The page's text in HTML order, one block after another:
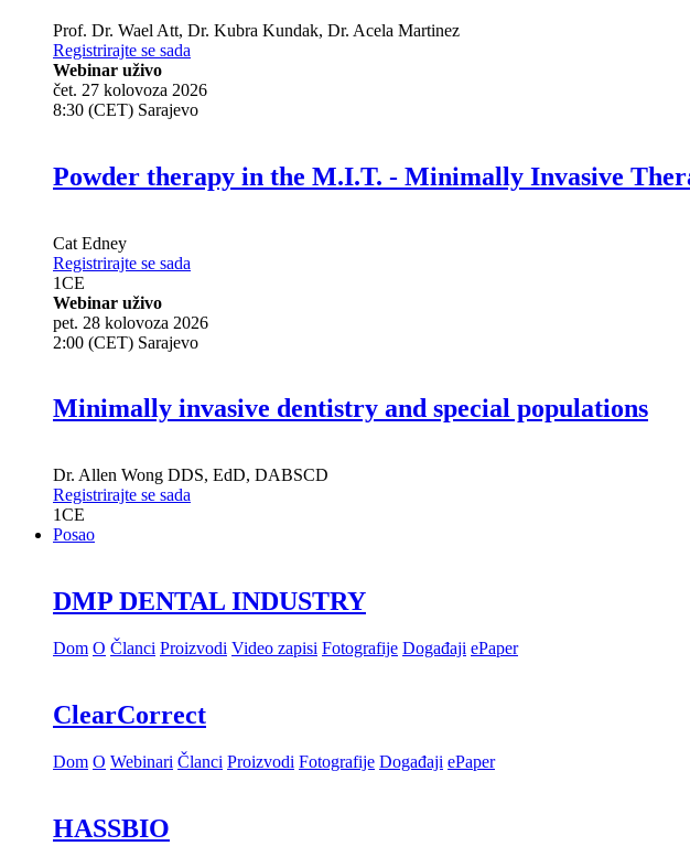
Prof. Dr. Wael Att, Dr. Kubra Kundak, Dr. Acela Martinez
Registrirajte se sada
Webinar uživo
čet. 27 kolovoza 2026
8:30 (CET) Sarajevo
Powder therapy in the M.I.T. - Minimally Invasive
Cat Edney
Registrirajte se sada
1CE
Webinar uživo
pet. 28 kolovoza 2026
2:00 (CET) Sarajevo
Minimally invasive dentistry and special populations
Dr. Allen Wong DDS, EdD, DABSCD
Registrirajte se sada
1CE
Posao
DMP DENTAL INDUSTRY
Dom O Članci Proizvodi Video zapisi Fotografije Događaji ePaper
ClearCorrect
Dom O Webinari Članci Proizvodi Fotografije Događaji ePaper
HASSBIO